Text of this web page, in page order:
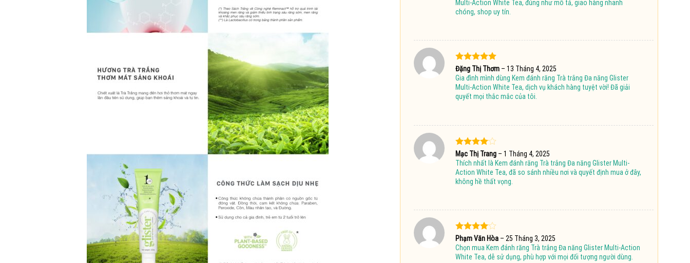
Multi-Action White Tea, đúng như mô tả, giao hàng nhanh
chóng, shop uy tín.
Được xếp
hạng5 5
sao
Đặng Thị Thơm – 13 Tháng 4, 2025
Gia đình mình dùng Kem đánh răng Trà trắng Đa năng Glister
Multi-Action White Tea, dịch vụ khách hàng tuyệt vời! Đã giải
quyết mọi thắc mắc của tôi.
Được
xếp hạng
45 sao
Mạc Thị Trang – 1 Tháng 4, 2025
Thích nhất là Kem đánh răng Trà trắng Đa năng Glister Multi-
Action White Tea, đã so sánh nhiều nơi và quyết định mua ở đây,
không hề thất vọng.
Được
xếp hạng
45 sao
Phạm Văn Hòa – 25 Tháng 3, 2025
Chọn mua Kem đánh răng Trà trắng Đa năng Glister Multi-Action
White Tea, dễ sử dụng, phù hợp với mọi đối tượng người dùng.